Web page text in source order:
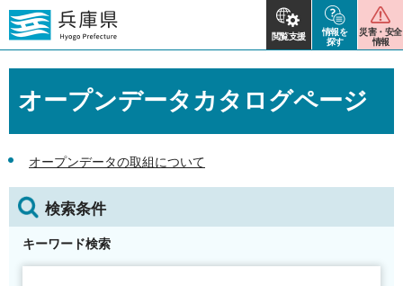
閲覧支援
情報を
探す
災害・安全
情報
オープンデータカタログページ
オープンデータの取組について
検索条件
キーワード検索